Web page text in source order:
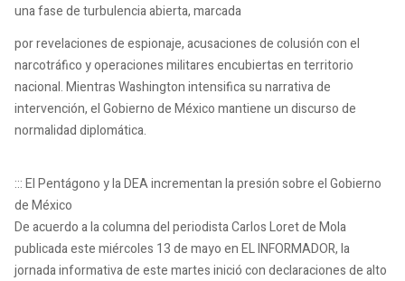
una fase de turbulencia abierta, marcada
por revelaciones de espionaje, acusaciones de colusión con el
narcotráfico y operaciones militares encubiertas en territorio
nacional. Mientras Washington intensifica su narrativa de
intervención, el Gobierno de México mantiene un discurso de
normalidad diplomática.
::: El Pentágono y la DEA incrementan la presión sobre el Gobierno
de México
De acuerdo a la columna del periodista Carlos Loret de Mola
publicada este miércoles 13 de mayo en EL INFORMADOR, la
jornada informativa de este martes inició con declaraciones de alto